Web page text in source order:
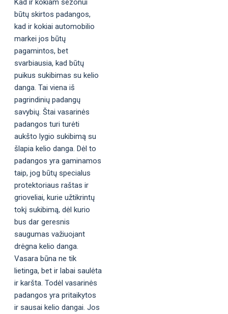
būtų skirtos padangos,
kad ir kokiai automobilio
markei jos būtų
pagamintos, bet
svarbiausia, kad būtų
puikus sukibimas su kelio
danga. Tai viena iš
pagrindinių padangų
savybių. Štai vasarinės
padangos turi turėti
aukšto lygio sukibimą su
šlapia kelio danga. Dėl to
padangos yra gaminamos
taip, jog būtų specialus
protektoriaus raštas ir
grioveliai, kurie užtikrintų
tokį sukibimą, dėl kurio
bus dar geresnis
saugumas važiuojant
drėgna kelio danga.
Vasara būna ne tik
lietinga, bet ir labai saulėta
ir karšta. Todėl vasarinės
padangos yra pritaikytos
ir sausai kelio dangai. Jos